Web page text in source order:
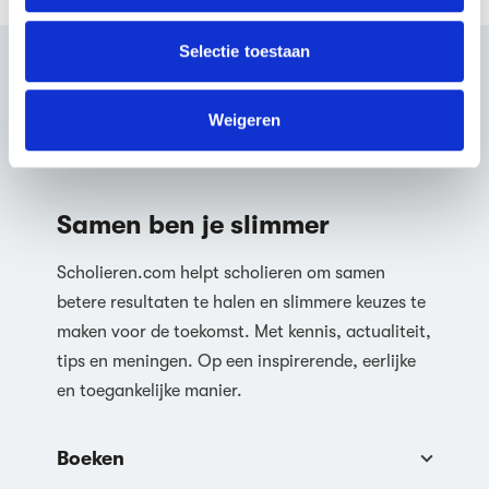
informatie die je aan ze hebt verstrekt of die ze hebben
verzameld op basis van jouw gebruik van hun services.
We werken samen met63 derdendie uw gegevens
kunnen ontvangen en verwerken.
Selectie toestaan
Weigeren
Samen ben je slimmer
Scholieren.com helpt scholieren om samen
betere resultaten te halen en slimmere keuzes te
maken voor de toekomst. Met kennis, actualiteit,
tips en meningen. Op een inspirerende, eerlijke
en toegankelijke manier.
Boeken